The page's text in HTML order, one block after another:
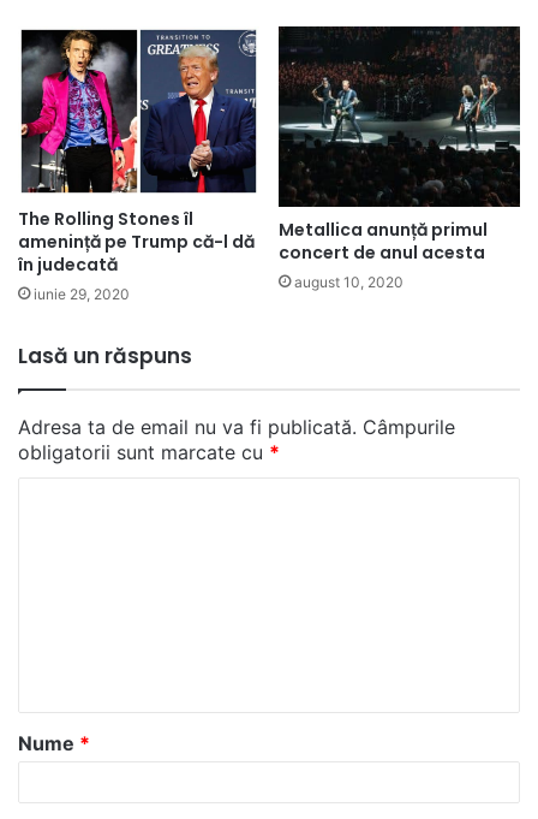
The Rolling Stones îl
amenință pe Trump că-l dă
în judecată
iunie 29, 2020
Metallica anunță primul
concert de anul acesta
august 10, 2020
Lasă un răspuns
Adresa ta de email nu va fi publicată. Câmpurile
obligatorii sunt marcate cu *
a
r
Nume *